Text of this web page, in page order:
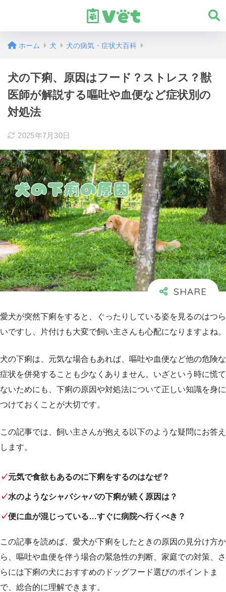
ホーム 犬 犬の病気・症状大百科
犬の下痢、原因はフード？ストレス？獣
医師が解説する嘔吐や血便など症状別の
対処法
2025年7月30日
愛犬が突然下痢をすると、ぐったりしている姿を見るのはつら
いですし、片付けも大変で飼い主さんも心配になりますよね。
犬の下痢は、元気な場合もあれば、嘔吐や血便など他の危険な
症状を併発することも少なくありません。いざという時に慌て
ないためにも、下痢の原因や対処法について正しい知識を身に
つけておくことが大切です。
この記事では、飼い主さんが抱える以下のような疑問にお答え
します。
✓元気で食欲もあるのに下痢をするのはなぜ？
✓水のようなシャバシャバの下痢が続く原因は？
✓便に血が混じっている…すぐに病院へ行くべき？
この記事を読めば、愛犬が下痢をしたときの原因の見分け方か
ら、嘔吐や血便を伴う場合の緊急性の判断、家庭での対策、さ
らには下痢の犬におすすめのドッグフード選びのポイントま
で、総合的に理解できます。